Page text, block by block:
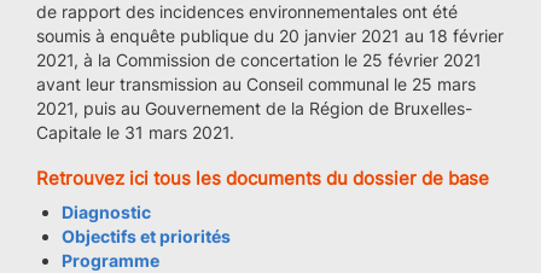
de rapport des incidences environnementales ont été
soumis à enquête publique du 20 janvier 2021 au 18 février
2021, à la Commission de concertation le 25 février 2021
avant leur transmission au Conseil communal le 25 mars
2021, puis au Gouvernement de la Région de Bruxelles-
Capitale le 31 mars 2021.
Retrouvez ici tous les documents du dossier de base
Diagnostic
Objectifs et priorités
Programme